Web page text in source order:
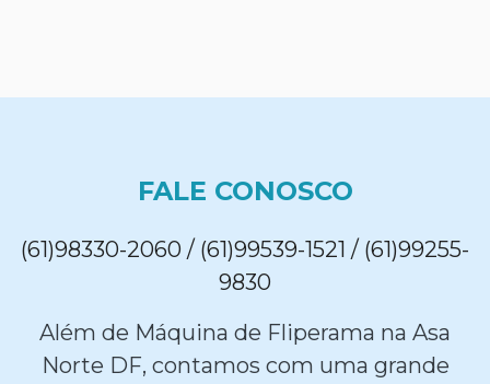
FALE CONOSCO
(61)98330-2060 / (61)99539-1521 / (61)99255-
9830
Além de Máquina de Fliperama na Asa
Norte DF, contamos com uma grande